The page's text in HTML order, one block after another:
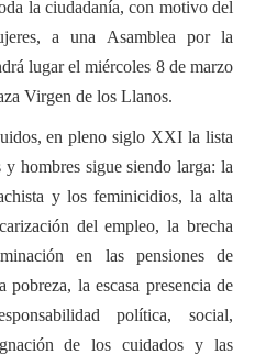
la ciudadanía, con motivo del
a una Asamblea por la
lugar el miércoles 8 de marzo
Virgen de los Llanos.
en pleno siglo XXI la lista
y hombres sigue siendo larga: la
y los feminicidios, la alta
del empleo, la brecha
en las pensiones de
la escasa presencia de
política, social,
de los cuidados y las